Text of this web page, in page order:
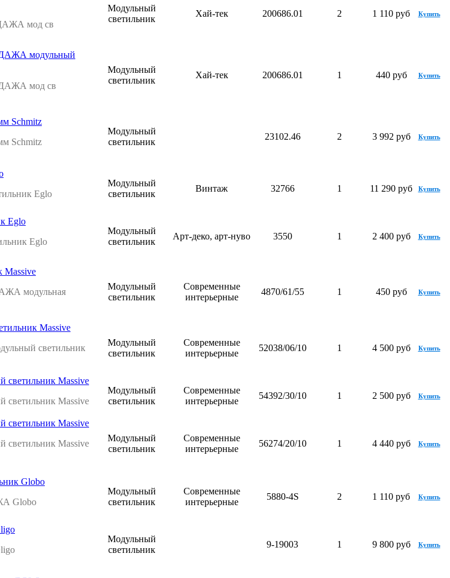
мод св
Модульный
светильник
Хай-тек 200686.01 2 1 110 руб Купить
модульный
мод св
Модульный
светильник
Хай-тек 200686.01 1 440 руб Купить
Schmitz
Schmitz
Модульный
светильник
23102.46 2 3 992 руб Купить
Eglo
Модульный
светильник
Винтаж 32766 1 11 290 руб Купить
Eglo
Eglo
Модульный
светильник
Арт-деко, арт-нуво 3550 1 2 400 руб Купить
Massive
модульная
Модульный
светильник
Современные
интерьерные
4870/61/55 1 450 руб Купить
Massive
светильник
Модульный
светильник
Современные
интерьерные
52038/06/10 1 4 500 руб Купить
светильник Massive
светильник Massive
Модульный
светильник
Современные
интерьерные
54392/30/10 1 2 500 руб Купить
светильник Massive
светильник Massive
Модульный
светильник
Современные
интерьерные
56274/20/10 1 4 440 руб Купить
Globo
Globo
Модульный
светильник
Современные
интерьерные
5880-4S 2 1 110 руб Купить
Модульный
светильник
9-19003 1 9 800 руб Купить